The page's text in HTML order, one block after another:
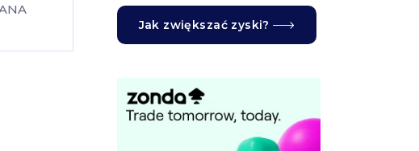
Jak zwiększać zyski?